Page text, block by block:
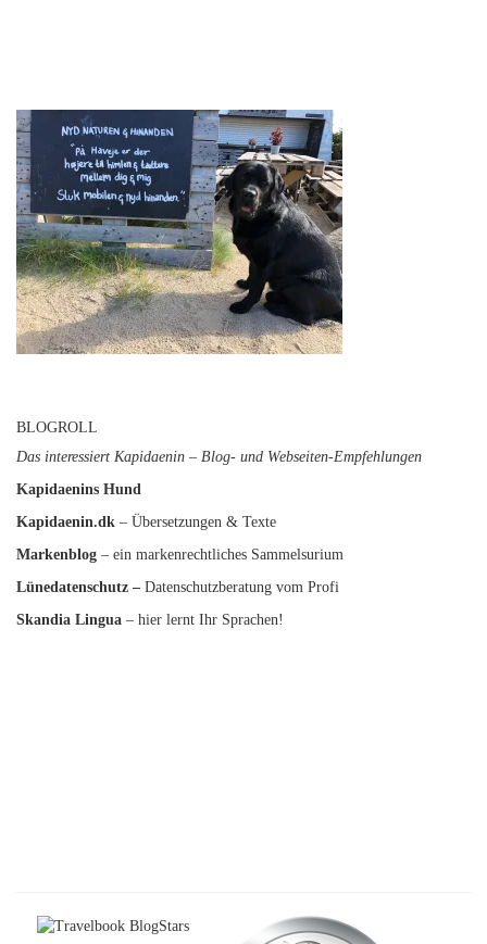
BLOGROLL
Das interessiert Kapidaenin – Blog- und Webseiten-Empfehlungen
Kapidaenins Hund
Kapidaenin.dk – Übersetzungen & Texte
Markenblog – ein markenrechtliches Sammelsurium
Lünedatenschutz – Datenschutzberatung vom Profi
Skandia Lingua – hier lernt Ihr Sprachen!